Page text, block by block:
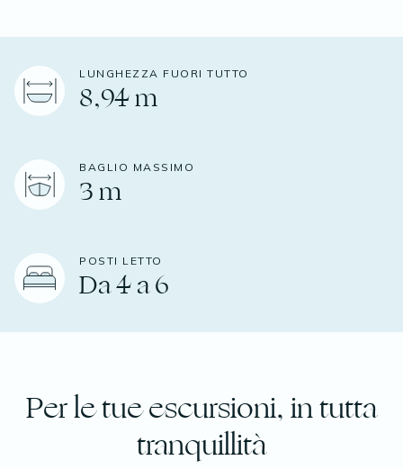
LUNGHEZZA FUORI TUTTO
8,94 m
BAGLIO MASSIMO
3 m
POSTI LETTO
Da 4 a 6
Per le tue escursioni, in tutta
tranquillità